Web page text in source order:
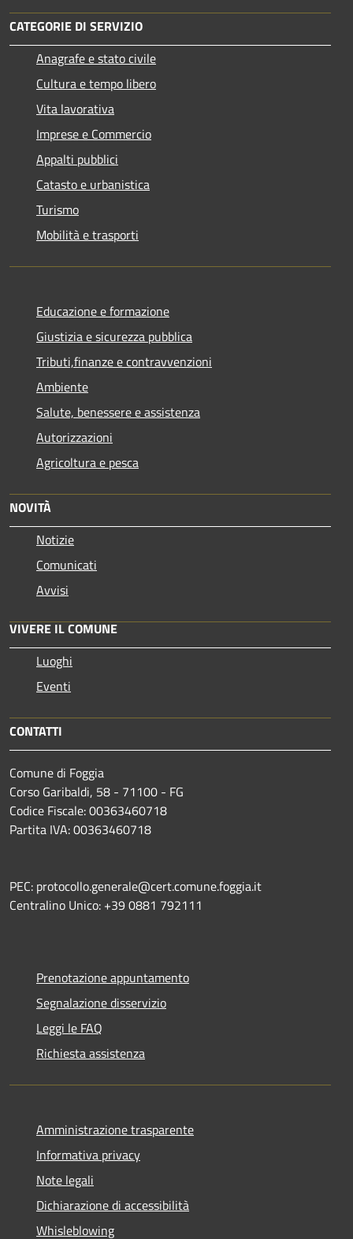
CATEGORIE DI SERVIZIO
Anagrafe e stato civile
Cultura e tempo libero
Vita lavorativa
Imprese e Commercio
Appalti pubblici
Catasto e urbanistica
Turismo
Mobilità e trasporti
Educazione e formazione
Giustizia e sicurezza pubblica
Tributi,finanze e contravvenzioni
Ambiente
Salute, benessere e assistenza
Autorizzazioni
Agricoltura e pesca
NOVITÀ
Notizie
Comunicati
Avvisi
VIVERE IL COMUNE
Luoghi
Eventi
CONTATTI
Comune di Foggia
Corso Garibaldi, 58 - 71100 - FG
Codice Fiscale: 00363460718
Partita IVA: 00363460718
PEC: protocollo.generale@cert.comune.foggia.it
Centralino Unico: +39 0881 792111
Prenotazione appuntamento
Segnalazione disservizio
Leggi le FAQ
Richiesta assistenza
Amministrazione trasparente
Informativa privacy
Note legali
Dichiarazione di accessibilità
Whisleblowing